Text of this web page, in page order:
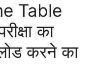
Table
का
करने का